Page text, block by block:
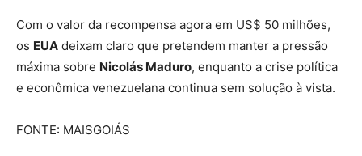
Com o valor da recompensa agora em US$ 50 milhões,
os EUA deixam claro que pretendem manter a pressão
máxima sobre Nicolás Maduro, enquanto a crise política
e econômica venezuelana continua sem solução à vista.
FONTE: MAISGOIÁS